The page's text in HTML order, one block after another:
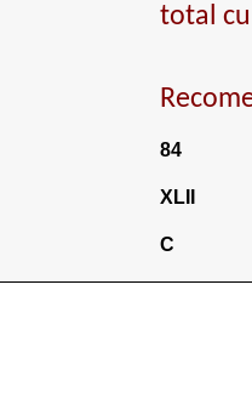
total
84
XLII
C